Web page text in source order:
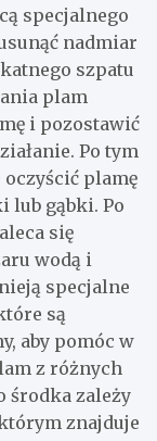
specjalnego
nadmiar
szpatu
plam
i pozostawić
Po tym
plamę
lub gąbki. Po
się
wodą i
specjalne
są
aby pomóc w
z różnych
środka zależy
znajduje